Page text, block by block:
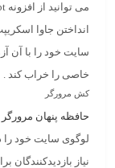
انداختن جاوا
سایت خود را با آن
خاصی را خراب کند .
کش مرورگر
حافظه پنهان مرورگر
لوگوی سایت خود را
نیاز بازدیدکنندگان